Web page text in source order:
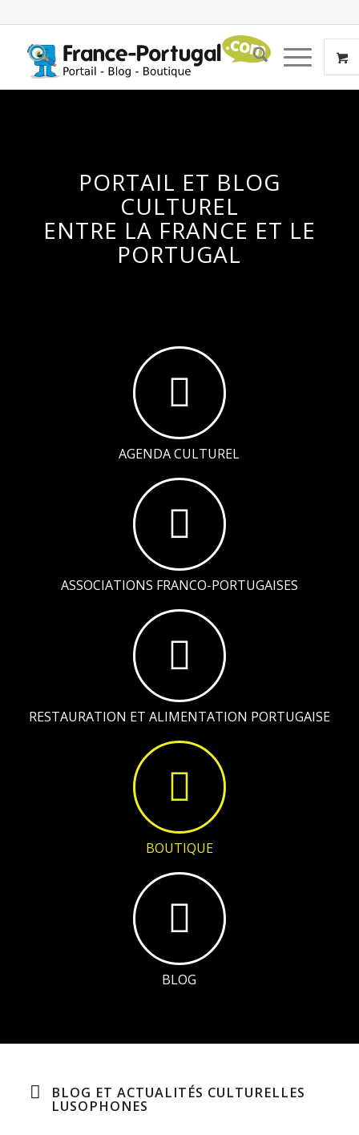
PORTAIL ET BLOG
CULTUREL
ENTRE LA FRANCE ET LE
PORTUGAL
AGENDA CULTUREL
ASSOCIATIONS FRANCO-PORTUGAISES
RESTAURATION ET ALIMENTATION PORTUGAISE
BOUTIQUE
BLOG
BLOG ET ACTUALITÉS CULTURELLES
LUSOPHONES